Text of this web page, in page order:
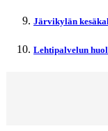
Järvikylän
Lehtipalvelun